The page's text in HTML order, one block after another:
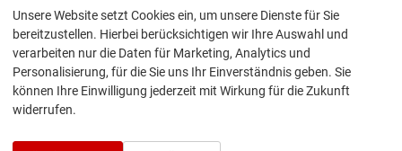
Schaltwippen
Raucherpaket
vorhanden
Sitze
Isofix (Kindersitzbefestigung), Rücksitzbank hinten geteilt,
Sitzheizung, Isofix Beifahrersitz
Sitze: Lordosenstütze
Sitze: Verstellbarkeit
Unsere Website setzt Cookies ein, um unsere Dienste für Sie
bereitzustellen. Hierbei berücksichtigen wir Ihre Auswahl und
verarbeiten nur die Daten für Marketing, Analytics und
Personalisierung, für die Sie uns Ihr Einverständnis geben. Sie
können Ihre Einwilligung jederzeit mit Wirkung für die Zukunft
widerrufen.